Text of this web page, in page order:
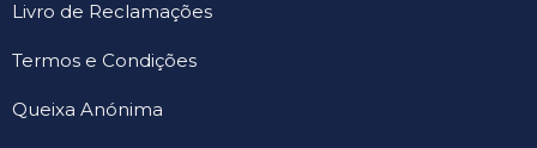
Livro de Reclamações
Termos e Condições
Queixa Anónima